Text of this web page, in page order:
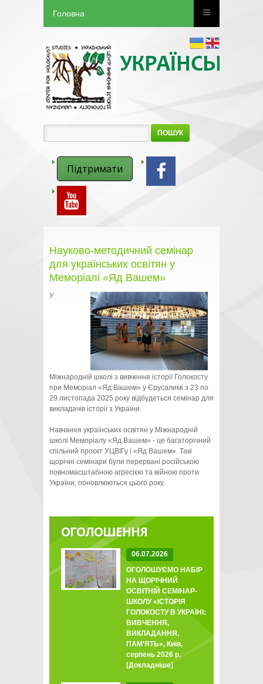
Головна
ПОШУК
Підтримати
Науково-методичний семінар
для українських освітян у
Меморіалі «Яд Вашем»
У
Міжнародній школі з вивчення історії Голокосту
при Меморіал «Яд Вашем» у Єрусалимі з 23 по
29 листопада 2025 року відбудеться семінар для
викладачів історії з України.
Навчання українських освітян у Міжнародній
школі Меморіалу «Яд Вашем» - це багаторічний
спільний проєкт УЦВІГу і «Яд Вашем». Такі
щорічні семінари були перервані російською
повномасштабною агресією та війною проти
України, поновлюються цього року.
ОГОЛОШЕННЯ
06.07.2026
ОГОЛОШУЄМО НАБІР
НА ЩОРІЧНИЙ
ОСВІТНІЙ СЕМІНАР-
ШКОЛУ «ІСТОРІЯ
ГОЛОКОСТУ В УКРАЇНІ:
ВИВЧЕННЯ,
ВИКЛАДАННЯ,
ПАМ'ЯТЬ», Київ,
серпень 2026 р.
[Докладніше]